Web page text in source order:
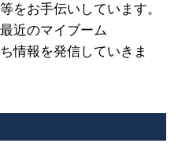
をお手伝いしています。
近のマイブーム
情報を発信していきま